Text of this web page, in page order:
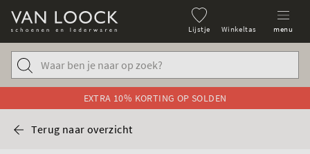
Lijstje Winkeltas menu
EXTRA 10% KORTING OP SOLDEN
Terug naar overzicht